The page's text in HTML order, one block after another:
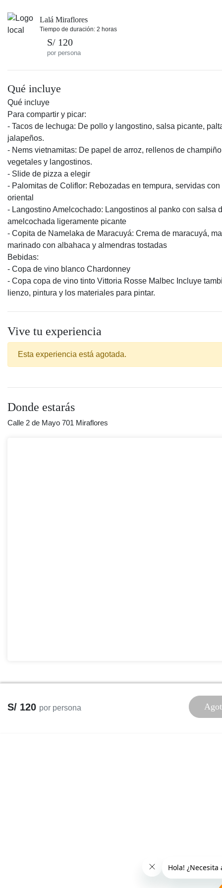
Lalá Miraflores
Tiempo de duración: 2 horas
S/ 120
por persona
Qué incluye
Qué incluye
Para compartir y picar:
- Tacos de lechuga: De pollo y langostino, salsa picante,
jalapeños.
- Nems vietnamitas: De papel de arroz, rellenos de
vegetales y langostinos.
- Slide de pizza a elegir
- Palomitas de Coliflor: Rebozadas en tempura, servidas con
oriental
- Langostino Amelcochado: Langostinos al panko con salsa
amelcochada ligeramente picante
- Copita de Namelaka de Maracuyá: Crema de maracuyá,
marinado con albahaca y almendras tostadas
Bebidas:
- Copa de vino blanco Chardonney
- Copa copa de vino tinto Vittoria Rosse Malbec Incluye
lienzo, pintura y los materiales para pintar.
Vive tu experiencia
Esta experiencia está agotada.
Donde estarás
Calle 2 de Mayo 701 Miraflores
S/ 120 por persona